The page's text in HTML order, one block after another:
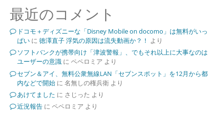
最近のコメント
ドコモ＋ディズニーな「Disney Mobile on docomo」は無料がいっ
ぱいに 徳澤直子 浮気の原因は流失動画か？！ より
ソフトバンクが携帯向け「津波警報」、でもそれ以上に大事なのは
ユーザーの意識に ペペロミア より
セブン＆アイ、無料公衆無線LAN「セブンスポット」を12月から都
内などで開始に 名無しの権兵衛より
あけてました に さじった より
近況報告に ペペロミア より